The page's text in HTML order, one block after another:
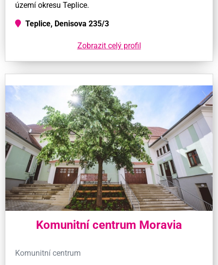
území okresu Teplice.
Teplice, Denisova 235/3
Zobrazit celý profil
Komunitní centrum Moravia
Komunitní centrum